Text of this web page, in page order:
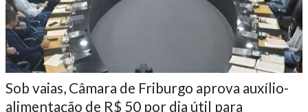
Sob vaias, Câmara de Friburgo aprova auxílio-
alimentação de R$ 50 por dia útil para